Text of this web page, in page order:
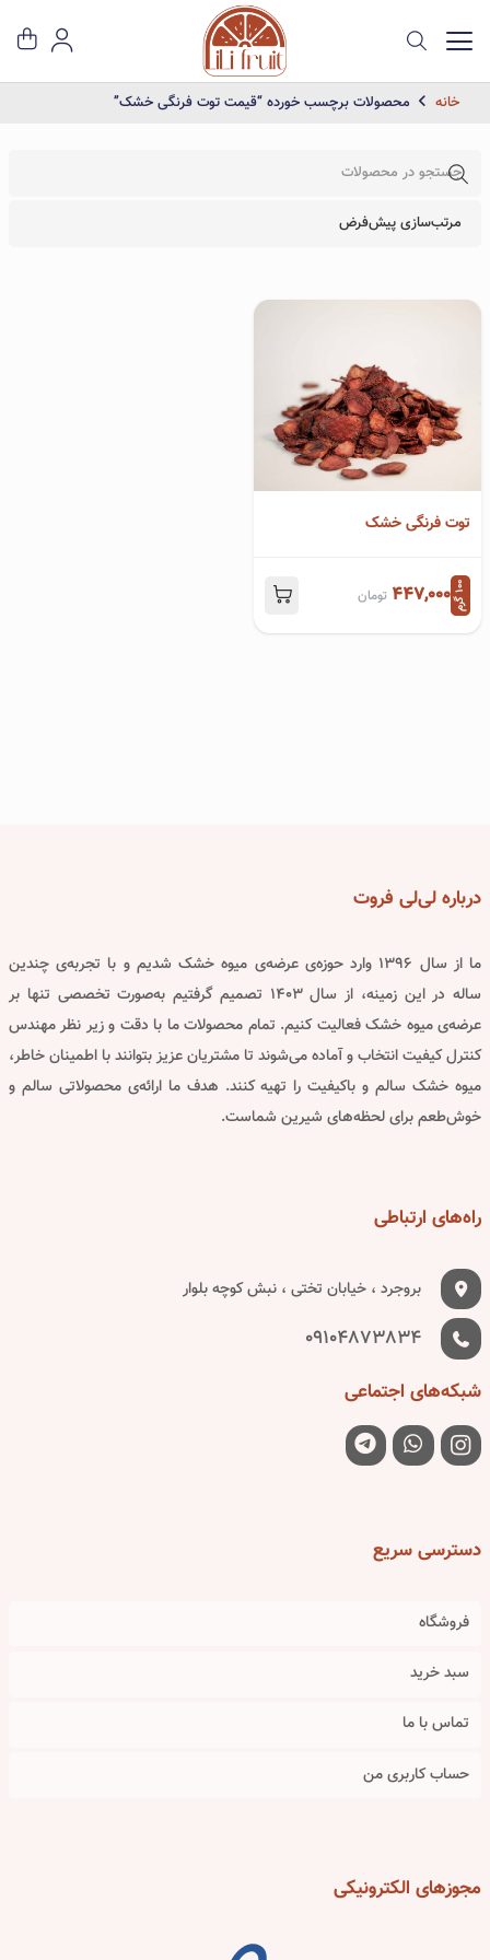
خانه محصولات برچسب خورده “قیمت توت فرنگی خشک”
توت فرنگی خشک
1
0
0
گ
ر
م 447,000 تومان
product
product
page
دربارهلی‌لی فروت
ما از سال ۱۳۹۶ وارد حوزه‌ی عرضه‌ی میوه خشک شدیم و با تجربه‌ی چندین
ساله در این زمینه، از سال ۱۴۰۳ تصمیم گرفتیم به‌صورت تخصصی تنها بر
عرضه‌ی میوه خشک فعالیت کنیم. تمام محصولات ما با دقت و زیر نظر مهندس
کنترل کیفیت انتخاب و آماده می‌شوند تا مشتریان عزیز بتوانند با اطمینان خاطر،
میوه خشک سالم و باکیفیت را تهیه کنند. هدف ما ارائه‌ی محصولاتی سالم و
خوش‌طعم برای لحظه‌های شیرین شماست.
راه‌های ارتباطی
بروجرد ، خیابان تختی ، نبش کوچه بلوار
09104873834
شبکه‌های اجتماعی
دسترسیسریع
فروشگاه
سبد خرید
تماس با ما
حساب کاربری من
مجوزهای الکترونیکی